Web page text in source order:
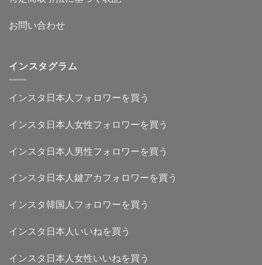
お問い合わせ
インスタグラム
インスタ日本人フォロワーを買う
インスタ日本人女性フォロワーを買う
インスタ日本人男性フォロワーを買う
インスタ日本人鍵アカフォロワーを買う
インスタ韓国人フォロワーを買う
インスタ日本人いいねを買う
インスタ日本人女性いいねを買う